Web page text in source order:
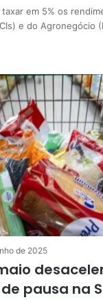
em 5% os
e do Agronegócio
de 2025
pausa na